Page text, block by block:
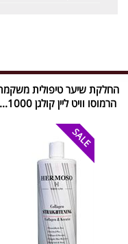
החלקת שיער טיפולית
הרמוסו וויט ליין קולגן 1000...